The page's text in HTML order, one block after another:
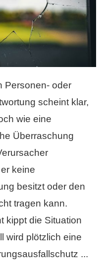
Per­sonen- oder
scheint klar,
wie eine
Überraschung
keine
besitzt oder den
tragen kann.
kippt die Situation
wird plötzlich eine
...